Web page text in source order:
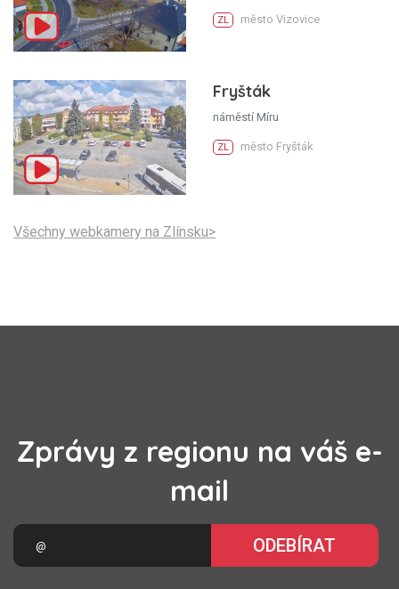
ZL město Vizovice
Fryšták
náměstí Míru
ZL město Fryšták
Všechny webkamery na Zlínsku>
Zprávy z regionu na váš e-
mail
ODEBÍRAT